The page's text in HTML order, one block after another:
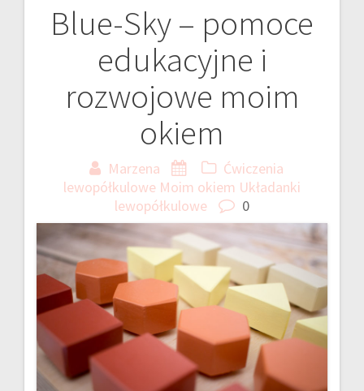
Blue-Sky – pomoce
edukacyjne i
rozwojowe moim
okiem
Marzena
Ćwiczenia
lewopółkulowe Moim okiem Układanki
lewopółkulowe
0
Nawigacja
wpisu